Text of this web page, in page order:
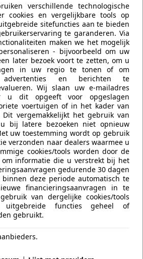
verschillende technologische
cookies en vergelijkbare tools op
sitefuncties aan te bieden
te garanderen. Via
maken we het mogelijk
- bijvoorbeeld om uw
later bezoek voort te zetten, om u
in uw regio te tonen of om
advertenties en berichten te
Wij slaan uw e-mailadres
u dit opgeeft voor opgeslagen
voertuigen of in het kader van
vergemakkelijkt het gebruik van
bij latere bezoeken niet opnieuw
uw toestemming wordt op gebruik
verzonden naar dealers waarmee u
cookies/tools worden door de
informatie die u verstrekt bij het
gedurende 30 dagen
deze periode automatisch te
financieringsaanvragen in te
van dergelijke cookies/tools
uitgebreide functies geheel of
gebruikt.